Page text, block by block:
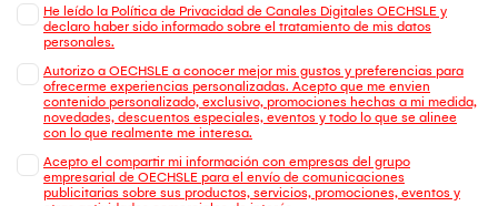
He leído la Política de Privacidad de Canales Digitales OECHSLE y
declaro haber sido informado sobre el tratamiento de mis datos
personales.
Autorizo a OECHSLE a conocer mejor mis gustos y preferencias para
ofrecerme experiencias personalizadas. Acepto que me envien
contenido personalizado, exclusivo, promociones hechas a mi medida,
novedades, descuentos especiales, eventos y todo lo que se alinee
con lo que realmente me interesa.
Acepto el compartir mi información con empresas del grupo
empresarial de OECHSLE para el envío de comunicaciones
publicitarias sobre sus productos, servicios, promociones, eventos y